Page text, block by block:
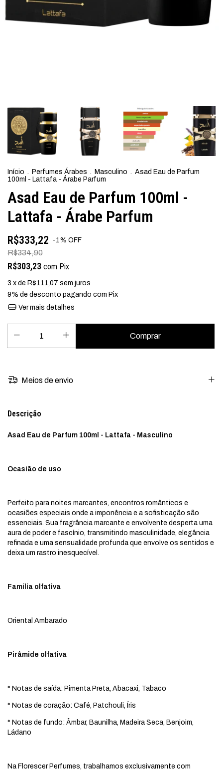
Início . Perfumes Árabes . Masculino . Asad Eau de Parfum
100ml - Lattafa - Árabe Parfum
Asad Eau de Parfum 100ml -
Lattafa - Árabe Parfum
R$333,22 - 1% OFF
R$334,90
R$303,23 com Pix
3 x de R$111,07 sem juros
9% de desconto pagando com Pix
Ver mais detalhes
Meios de envio
Descrição
Asad Eau de Parfum 100ml - Lattafa - Masculino
Ocasião de uso
Perfeito para noites marcantes, encontros românticos e
ocasiões especiais onde a imponência e a sofisticação são
essenciais. Sua fragrância marcante e envolvente desperta uma
aura de poder e fascínio, transmitindo masculinidade, elegância
refinada e uma sensualidade profunda que envolve os sentidos e
deixa um rastro inesquecível.
Família olfativa
Oriental Ambarado
Pirâmide olfativa
* Notas de saída: Pimenta Preta, Abacaxi, Tabaco
* Notas de coração: Café, Patchouli, Íris
* Notas de fundo: Âmbar, Baunilha, Madeira Seca, Benjoim,
Ládano
Na Florescer Perfumes, trabalhamos exclusivamente com